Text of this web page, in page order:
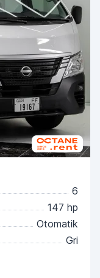
6
147 hp
Otomatik
Gri